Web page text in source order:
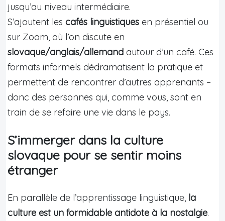
jusqu’au niveau intermédiaire.
S’ajoutent les cafés linguistiques en présentiel ou
sur Zoom, où l’on discute en
slovaque/anglais/allemand autour d’un café. Ces
formats informels dédramatisent la pratique et
permettent de rencontrer d’autres apprenants –
donc des personnes qui, comme vous, sont en
train de se refaire une vie dans le pays.
S’immerger dans la culture
slovaque pour se sentir moins
étranger
En parallèle de l’apprentissage linguistique, la
culture est un formidable antidote à la nostalgie.